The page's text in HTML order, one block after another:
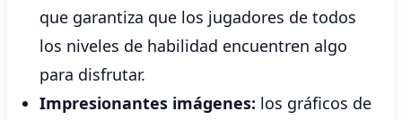
que garantiza que los jugadores de todos
los niveles de habilidad encuentren algo
para disfrutar.
Impresionantes imágenes: los gráficos de